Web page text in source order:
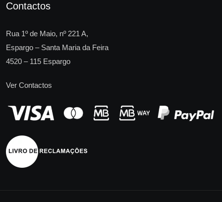
Contactos
Rua 1º de Maio, nº 221 A,
Espargo – Santa Maria da Feira
4520 – 115 Espargo
Ver Contactos